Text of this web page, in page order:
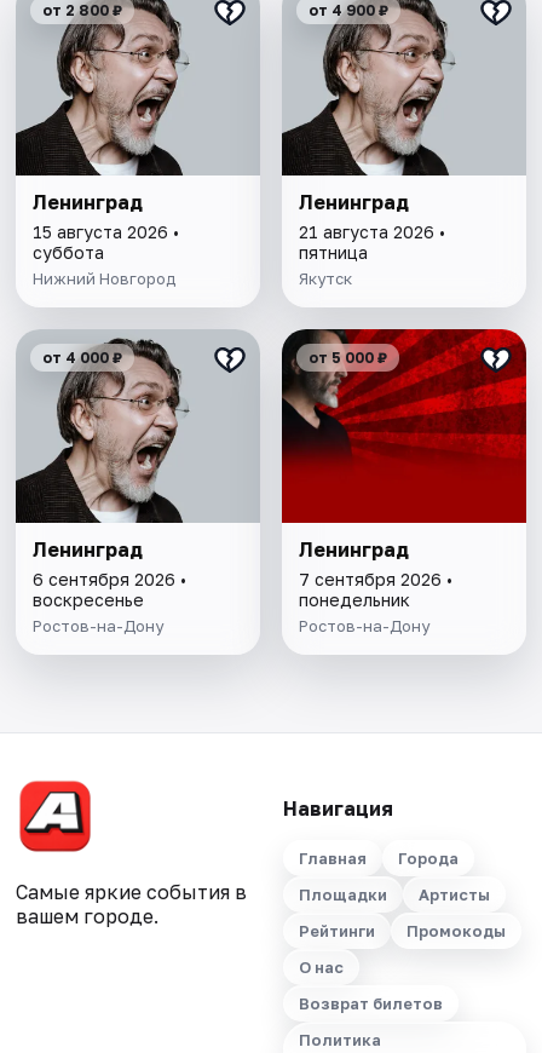
от 2 800 ₽
Ленинград
15 августа 2026 •
суббота
Нижний Новгород
от 4 900 ₽
Ленинград
21 августа 2026 •
пятница
Якутск
от 4 000 ₽
Ленинград
6 сентября 2026 •
воскресенье
Ростов-на-Дону
от 5 000 ₽
Ленинград
7 сентября 2026 •
понедельник
Ростов-на-Дону
Самые яркие события в
вашем городе.
Навигация
Главная
Города
Площадки
Артисты
Рейтинги
Промокоды
О нас
Возврат билетов
Политика